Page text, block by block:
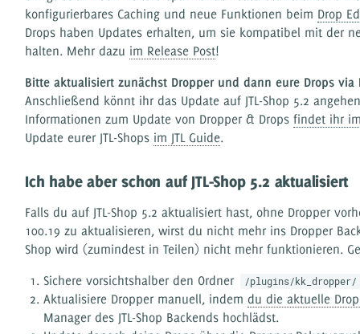
konfigurierbares Caching und neue Funktionen beim Drop
Drops haben Updates erhalten, um sie kompatibel mit der
halten. Mehr dazu im Release Post!
Bitte aktualisiert zunächst Dropper und dann eure Drops via
Anschließend könnt ihr das Update auf JTL-Shop 5.2
Informationen zum Update von Dropper & Dropsfindet ihr
Update eurer JTL-Shops im JTL Guide.
Ich habe aber schon auf JTL-Shop 5.2 aktualisiert
Falls du auf JTL-Shop 5.2 aktualisiert hast, ohne Dropper
100.19 zu aktualisieren, wirst du nicht mehr ins Dropper
Shop wird (zumindest in Teilen) nicht mehr funktionieren.
Sichere vorsichtshalber den Ordner /plugins/kk_dropper/
Aktualisiere Dropper manuell, indemdu die aktuelle
Manager des JTL-Shop Backends hochlädst.